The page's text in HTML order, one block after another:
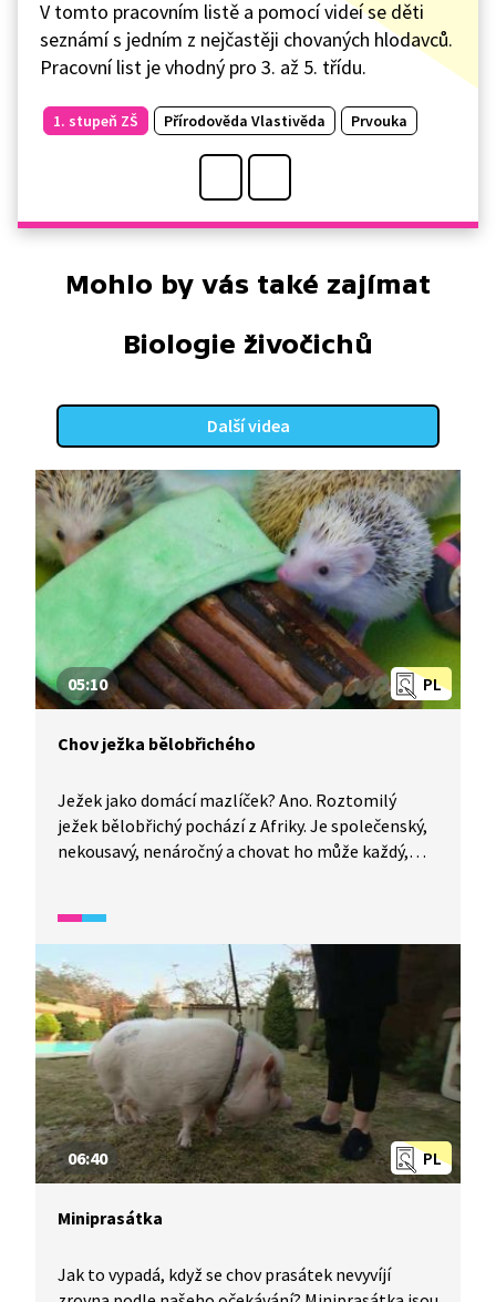
V tomto pracovním listě a pomocí videí se děti
seznámí s jedním z nejčastěji chovaných hlodavců.
Pracovní list je vhodný pro 3. až 5. třídu.
1. stupeň ZŠ Přírodověda Vlastivěda Prvouka
Mohlo by vás také zajímat
Biologie živočichů
Další videa
PL
05:10
Chov ježka bělobřichého
Ježek jako domácí mazlíček? Ano. Roztomilý
ježek bělobřichý pochází z Afriky. Je společenský,
nekousavý, nenáročný a chovat ho může každý,
pohodlí.
PL
06:40
Miniprasátka
Jak to vypadá, když se chov prasátek nevyvíjí